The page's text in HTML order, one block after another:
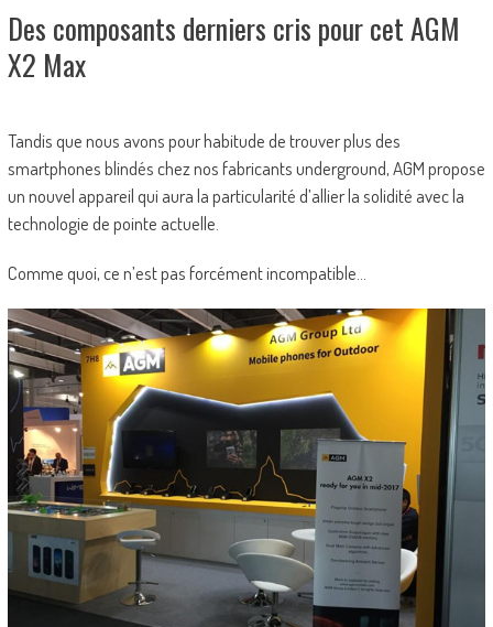
Des composants derniers cris pour cet AGM
X2 Max
Tandis que nous avons pour habitude de trouver plus des
smartphones blindés chez nos fabricants underground, AGM propose
un nouvel appareil qui aura la particularité d’allier la solidité avec la
technologie de pointe actuelle.
Comme quoi, ce n’est pas forcément incompatible…